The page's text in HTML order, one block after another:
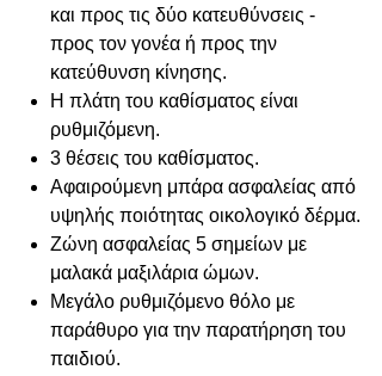
και προς τις δύο κατευθύνσεις -
προς τον γονέα ή προς την
κατεύθυνση κίνησης.
Η πλάτη του καθίσματος είναι
ρυθμιζόμενη.
3 θέσεις του καθίσματος.
Αφαιρούμενη μπάρα ασφαλείας από
υψηλής ποιότητας οικολογικό δέρμα.
Ζώνη ασφαλείας 5 σημείων με
μαλακά μαξιλάρια ώμων.
Μεγάλο ρυθμιζόμενο θόλο με
παράθυρο για την παρατήρηση του
παιδιού.